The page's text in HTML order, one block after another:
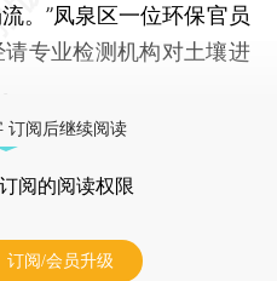
。”凤泉区一位环保官员
专业检测机构对土壤进
订阅后继续阅读
阅的阅读权限
订阅/会员升级